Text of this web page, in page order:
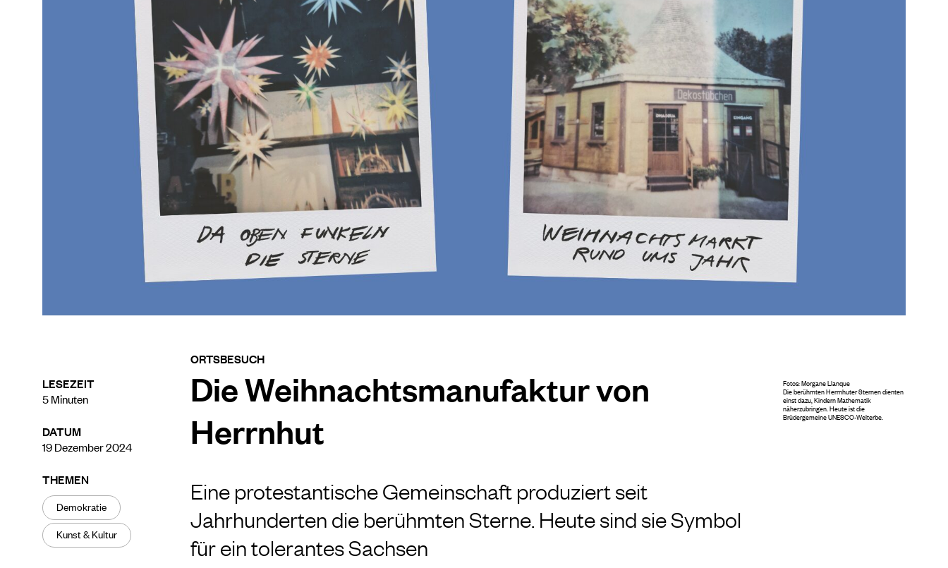
LESEZEIT
5Minuten
DATUM
19 Dezember 2024
THEMEN
Demokratie
Kunst & Kultur
ORTSBESUCH
Die Weihnachtsmanufaktur von
Herrnhut
Eine protestantische Gemeinschaft produziert seit
Jahrhunderten die berühmten Sterne. Heute sind sie Symbol
für ein tolerantes Sachsen
Fotos: Morgane Llanque
Die berühmten Herrnhuter Sternen dienten
einst dazu, Kindern Mathematik
näherzubringen. Heute ist die
Brüdergemeine UNESCO-Welterbe.